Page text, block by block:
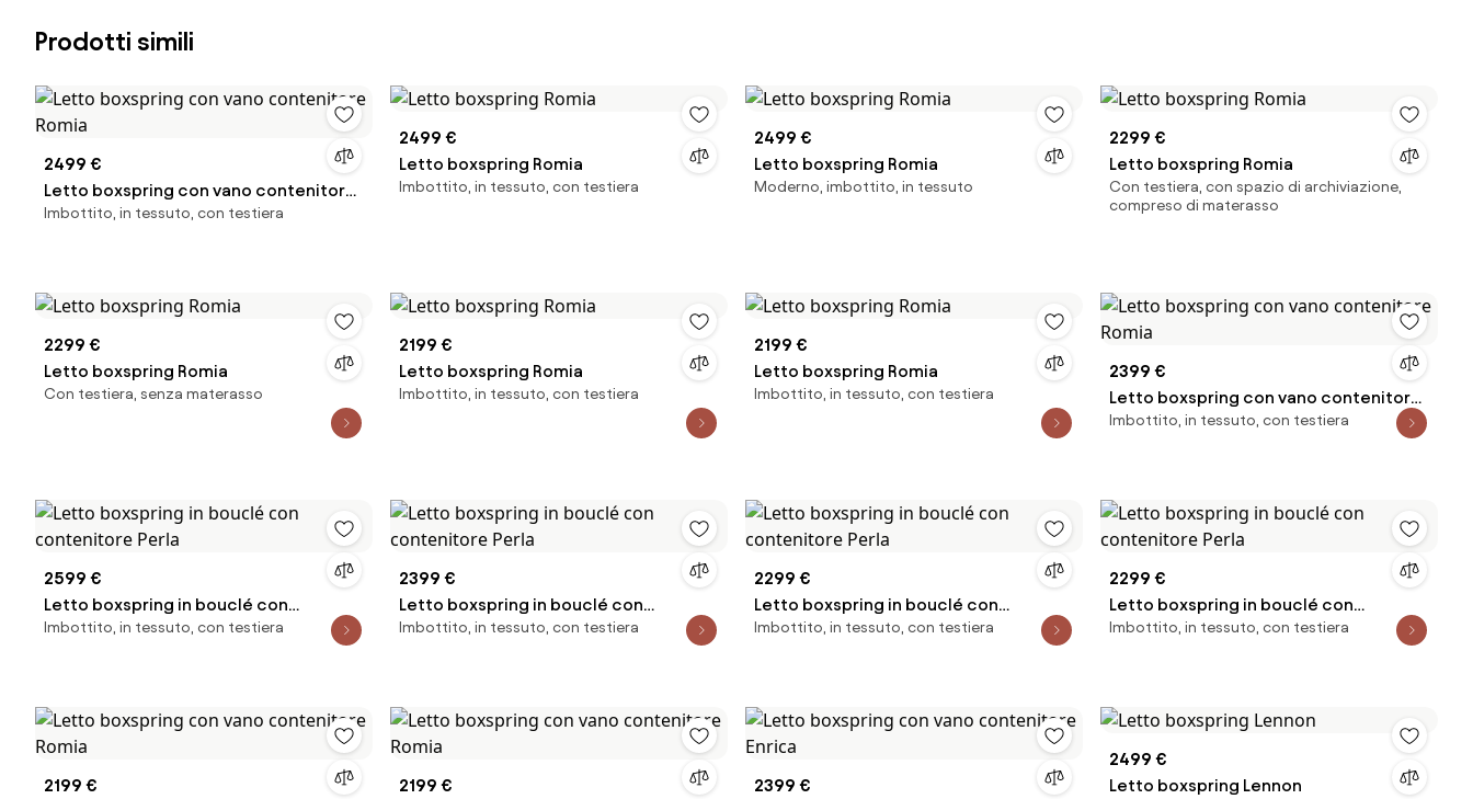
Prodotti simili
2499 €
Letto boxspring con vano contenitore
Romia
Imbottito, in tessuto, con testiera
2499 €
Letto boxspring Romia
Imbottito, in tessuto, con testiera
2499 €
Letto boxspring Romia
Moderno, imbottito, in tessuto
2299 €
Letto boxspring Romia
Con testiera, con spazio di archiviazione,
compreso di materasso
2299 €
Letto boxspring Romia
Con testiera, senza materasso
2199 €
Letto boxspring Romia
Imbottito, in tessuto, con testiera
2199 €
Letto boxspring Romia
Imbottito, in tessuto, con testiera
2399 €
Letto boxspring con vano contenitore
Romia
Imbottito, in tessuto, con testiera
2599 €
Letto boxspring in bouclé con
contenitore Perla
Imbottito, in tessuto, con testiera
2399 €
Letto boxspring in bouclé con
contenitore Perla
Imbottito, in tessuto, con testiera
2299 €
Letto boxspring in bouclé con
contenitore Perla
Imbottito, in tessuto, con testiera
2299 €
Letto boxspring in bouclé con
contenitore Perla
Imbottito, in tessuto, con testiera
2199 €
2199 €
2399 €
2499 €
Letto boxspring Lennon